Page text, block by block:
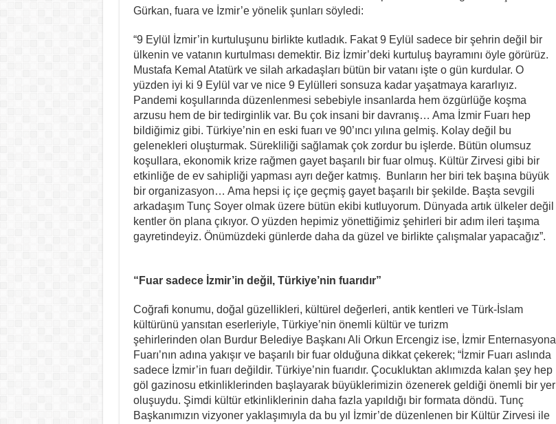
Gürkan, fuara ve İzmir’e yönelik şunları söyledi:
“9 Eylül İzmir’in kurtuluşunu birlikte kutladık. Fakat 9 Eylül sadece bir şehrin değil bir
ülkenin ve vatanın kurtulması demektir. Biz İzmir’deki kurtuluş bayramını öyle görürüz.
Mustafa Kemal Atatürk ve silah arkadaşları bütün bir vatanı işte o gün kurdular. O
yüzden iyi ki 9 Eylül var ve nice 9 Eylülleri sonsuza kadar yaşatmaya kararlıyız.
Pandemi koşullarında düzenlenmesi sebebiyle insanlarda hem özgürlüğe koşma
arzusu hem de bir tedirginlik var. Bu çok insani bir davranış… Ama İzmir Fuarı hep
bildiğimiz gibi. Türkiye’nin en eski fuarı ve 90’ıncı yılına gelmiş. Kolay değil bu
gelenekleri oluşturmak. Sürekliliği sağlamak çok zordur bu işlerde. Bütün olumsuz
koşullara, ekonomik krize rağmen gayet başarılı bir fuar olmuş. Kültür Zirvesi gibi bir
etkinliğe de ev sahipliği yapması ayrı değer katmış. Bunların her biri tek başına büyük
bir organizasyon… Ama hepsi iç içe geçmiş gayet başarılı bir şekilde. Başta sevgili
arkadaşım Tunç Soyer olmak üzere bütün ekibi kutluyorum. Dünyada artık ülkeler değil
kentler ön plana çıkıyor. O yüzden hepimiz yönettiğimiz şehirleri bir adım ileri taşıma
gayretindeyiz. Önümüzdeki günlerde daha da güzel ve birlikte çalışmalar yapacağız”.
“Fuar sadece İzmir’in değil, Türkiye’nin fuarıdır”
Coğrafi konumu, doğal güzellikleri, kültürel değerleri, antik kentleri ve Türk-İslam
kültürünü yansıtan eserleriyle, Türkiye’nin önemli kültür ve turizm
şehirlerinden olan Burdur Belediye Başkanı Ali Orkun Ercengiz ise, İzmir Enternasyonal
Fuarı’nın adına yakışır ve başarılı bir fuar olduğuna dikkat çekerek; “İzmir Fuarı aslında
sadece İzmir’in fuarı değildir. Türkiye’nin fuarıdır. Çocukluktan aklımızda kalan şey hep
göl gazinosu etkinliklerinden başlayarak büyüklerimizin özenerek geldiği önemli bir yer
oluşuydu. Şimdi kültür etkinliklerinin daha fazla yapıldığı bir formata döndü. Tunç
Başkanımızın vizyoner yaklaşımıyla da bu yıl İzmir’de düzenlenen bir Kültür Zirvesi ile